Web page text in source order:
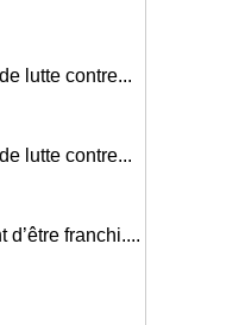
lutte contre...
lutte contre...
franchi....